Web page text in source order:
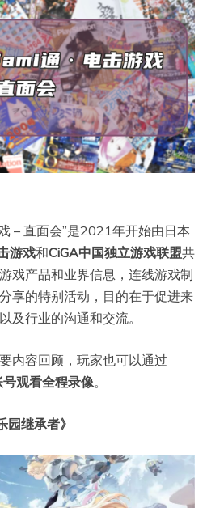
– 直面会”是2021年开始由日本
游戏和CiGA中国独立游戏联盟共
戏产品和业界信息，连线游戏制
享的特别活动，目的在于促进来
及行业的沟通和交流。
内容回顾，玩家也可以通过
观看全程录像。
继承者》